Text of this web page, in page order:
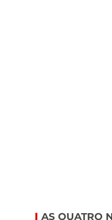
AS QUATRO